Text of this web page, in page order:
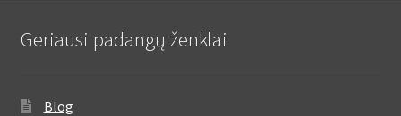
Geriausi padangų ženklai
Blog